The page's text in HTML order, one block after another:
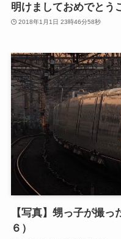
明けましておめでとう
2018年1月1日 23時46分58秒
【写真】甥っ子が撮
６）